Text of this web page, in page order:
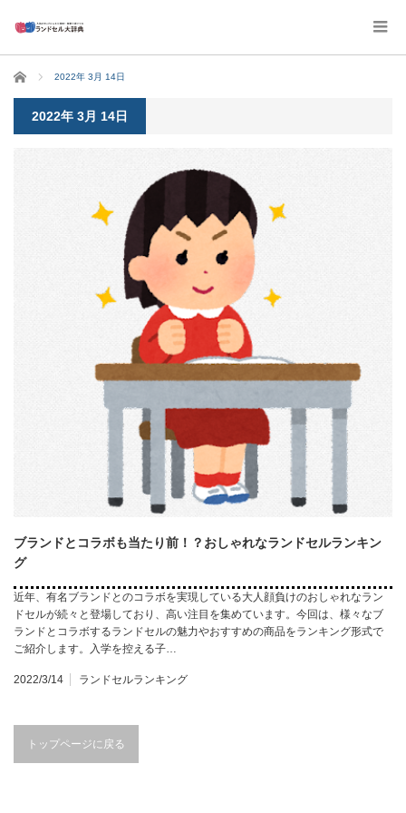
ホーム 2022年 3月 14日
2022年 3月 14日
ブランドとコラボも当たり前！？おしゃれなランドセルランキン
グ
近年、有名ブランドとのコラボを実現している大人顔負けのおしゃれなラン
ドセルが続々と登場しており、高い注目を集めています。今回は、様々なブ
ランドとコラボするランドセルの魅力やおすすめの商品をランキング形式で
ご紹介します。入学を控える子…
2022/3/14 ランドセルランキング
トップページに戻る